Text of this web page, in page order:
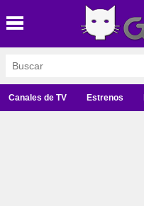
Canales de TV Estrenos